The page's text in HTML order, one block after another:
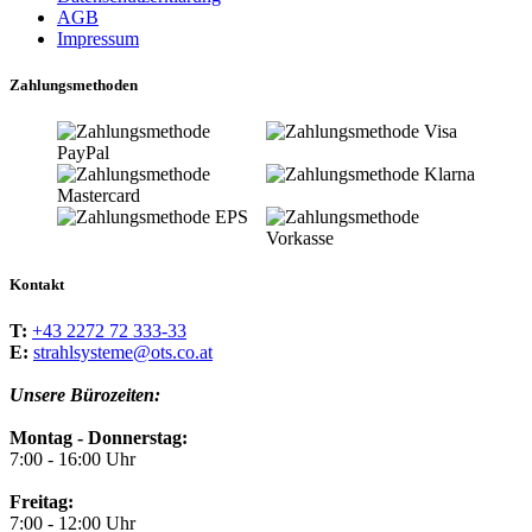
AGB
Impressum
Zahlungsmethoden
Kontakt
T: +43 2272 72 333-33
E: strahlsysteme@ots.co.at
Unsere Bürozeiten:
Montag - Donnerstag:
7:00 - 16:00 Uhr
Freitag:
7:00 - 12:00 Uhr